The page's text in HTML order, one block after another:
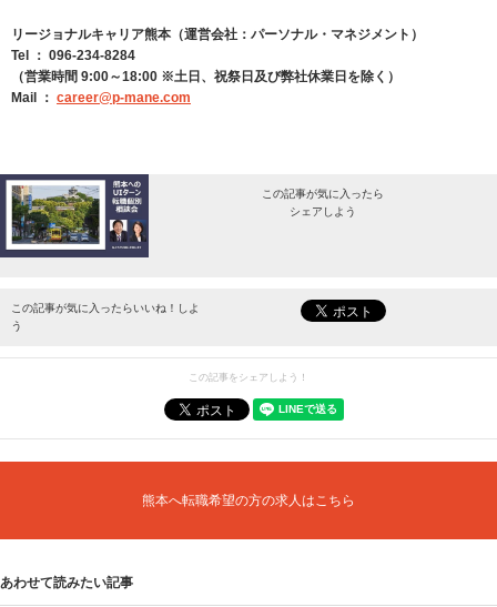
リージョナルキャリア熊本（運営会社：パーソナル・マネジメント）
Tel ： 096-234-8284
（営業時間 9:00～18:00 ※土日、祝祭日及び弊社休業日を除く）
Mail ： career@p-mane.com
この記事が気に入ったら
シェアしよう
最新情報をお届けします。
この記事が気に入ったらいいね！しよ
う
この記事をシェアしよう！
熊本へ転職希望の方の求人はこちら
あわせて読みたい記事